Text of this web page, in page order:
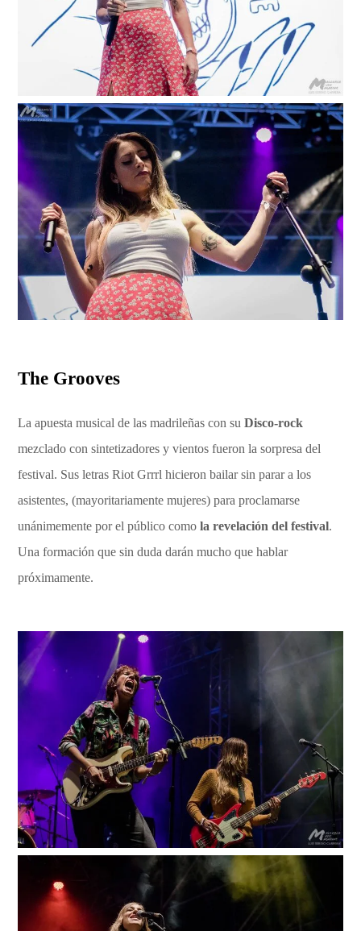
The Grooves
La apuesta musical de las madrileñas con suDisco-rock
mezclado con sintetizadores y vientos fueron la sorpresa del
festival. Sus letras Riot Grrrl hicieron bailar sin parar a los
asistentes, (mayoritariamente mujeres) para proclamarse
unánimemente por el público comola revelación del festival.
Una formación que sin duda darán mucho que hablar
próximamente.